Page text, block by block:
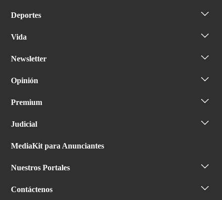
Deportes
Vida
Newsletter
Opinión
Premium
Judicial
MediaKit para Anunciantes
Nuestros Portales
Contáctenos